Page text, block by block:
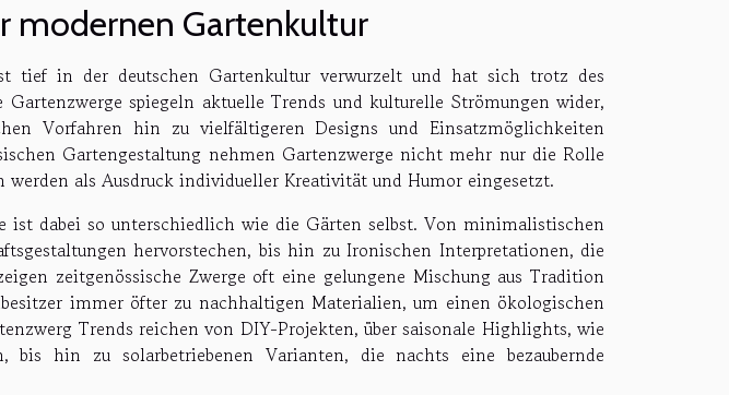
modernen Gartenkultur
tief in der deutschen Gartenkultur verwurzelt und hat sich trotz des
spiegeln aktuelle Trends und kulturelle Strömungen wider,
Vorfahren hin zu vielfältigeren Designs und Einsatzmöglichkeiten
Gartengestaltung nehmen Gartenzwerge nicht mehr nur die Rolle
werden als Ausdruck individueller Kreativität und Humor eingesetzt.
ist dabei so unterschiedlich wie die Gärten selbst. Von minimalistischen
hervorstechen, bis hin zu Ironischen Interpretationen, die
zeitgenössische Zwerge oft eine gelungene Mischung aus Tradition
immer öfter zu nachhaltigen Materialien, um einen ökologischen
Trends reichen von DIY-Projekten, über saisonale Highlights, wie
bis hin zu solarbetriebenen Varianten, die nachts eine bezaubernde